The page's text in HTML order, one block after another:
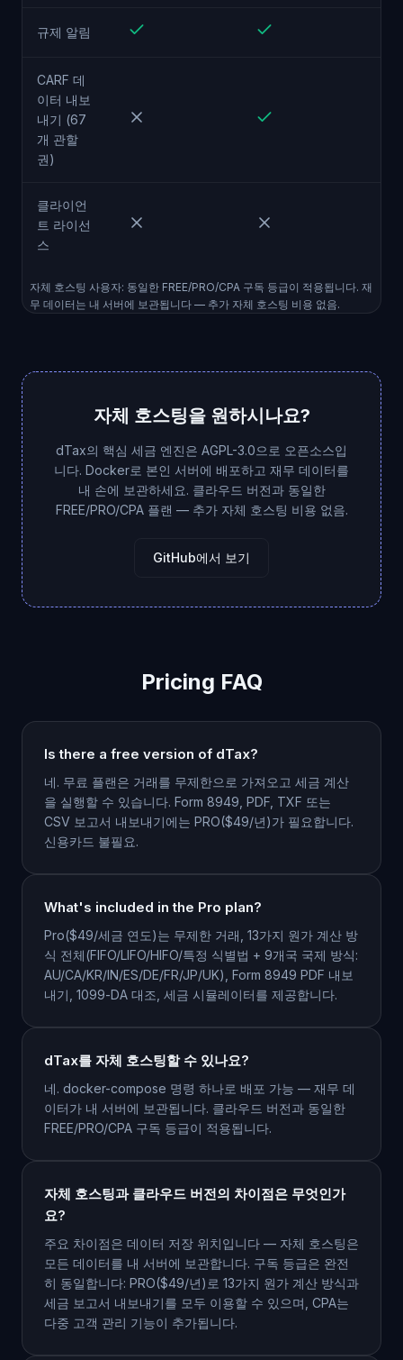
규제 알림
CARF 데
이터 내보
내기 (67
개 관할
권)
클라이언
트 라이선
스
자체 호스팅 사용자: 동일한 FREE/PRO/CPA 구독 등급이 적용됩니다. 재
무 데이터는 내 서버에 보관됩니다 — 추가 자체 호스팅 비용 없음.
자체 호스팅을 원하시나요?
dTax의 핵심 세금 엔진은 AGPL-3.0으로 오픈소스입
니다. Docker로 본인 서버에 배포하고 재무 데이터를
내 손에 보관하세요. 클라우드 버전과 동일한
FREE/PRO/CPA 플랜 — 추가 자체 호스팅 비용 없음.
GitHub에서 보기
Pricing FAQ
Is there a free version of dTax?
네. 무료 플랜은 거래를 무제한으로 가져오고 세금 계산
을 실행할 수 있습니다. Form 8949, PDF, TXF 또는
CSV 보고서 내보내기에는 PRO($49/년)가 필요합니다.
신용카드 불필요.
What's included in the Pro plan?
Pro($49/세금 연도)는 무제한 거래, 13가지 원가 계산 방
식 전체(FIFO/LIFO/HIFO/특정 식별법 + 9개국 국제 방식:
AU/CA/KR/IN/ES/DE/FR/JP/UK), Form 8949 PDF 내보
내기, 1099-DA 대조, 세금 시뮬레이터를 제공합니다.
dTax를 자체 호스팅할 수 있나요?
네. docker-compose 명령 하나로 배포 가능 — 재무 데
이터가 내 서버에 보관됩니다. 클라우드 버전과 동일한
FREE/PRO/CPA 구독 등급이 적용됩니다.
자체 호스팅과 클라우드 버전의 차이점은 무엇인가
요?
주요 차이점은 데이터 저장 위치입니다 — 자체 호스팅은
모든 데이터를 내 서버에 보관합니다. 구독 등급은 완전
히 동일합니다: PRO($49/년)로 13가지 원가 계산 방식과
세금 보고서 내보내기를 모두 이용할 수 있으며, CPA는
다중 고객 관리 기능이 추가됩니다.